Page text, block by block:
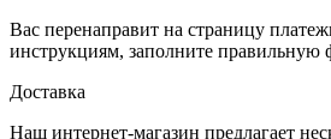
Вас перенаправит на страницу
инструкциям, заполните правильную
Доставка
Наш интернет-магазин предлагает